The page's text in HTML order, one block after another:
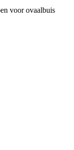
voor ovaalbuis